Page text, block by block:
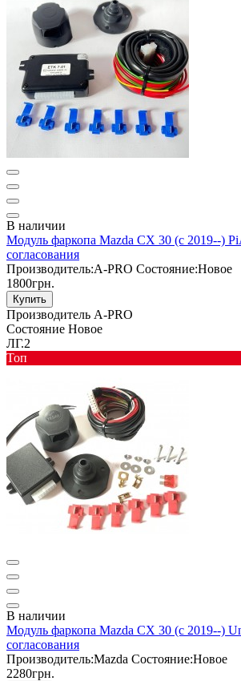
В наличии
Модуль фаркопа Mazda CX 30 (c 2019--)
согласования
Производитель:A-PRO Состояние:Новое
1800грн.
Купить
Производитель A-PRO
Состояние Новое
ЛГ.2
Toп
В наличии
Модуль фаркопа Mazda CX 30 (c 2019--)
согласования
Производитель:Mazda Состояние:Новое
2280грн.